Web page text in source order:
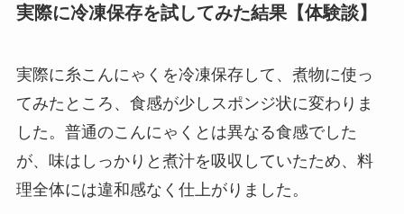
実際に冷凍保存を試してみた結果【体験談】
実際に糸こんにゃくを冷凍保存して、煮物に使っ
てみたところ、食感が少しスポンジ状に変わりま
した。普通のこんにゃくとは異なる食感でした
が、味はしっかりと煮汁を吸収していたため、料
理全体には違和感なく仕上がりました。